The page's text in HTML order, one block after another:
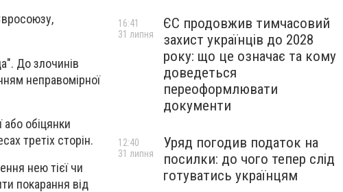
До злочинів
неправомірної
або обіцянки
третіх сторін.
нею тієї чи
покарання від
ЄС продовжив тимчасовий
захист українців до 2028
року: що це означає та кому
доведеться
переоформлювати
документи
16:41
31 липня
Уряд погодив податок на
посилки: до чого тепер слід
готуватись українцям
12:40
31 липня